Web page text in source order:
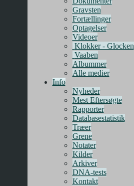
Gravsten
Fortællinger
Optagelser
Videoer
Klokker - Glocken
Vaaben
Albummer
Alle medier
Info
Nyheder
Mest Eftersøgte
Rapporter
Databasestatistik
Træer
Grene
Notater
Kilder
Arkiver
DNA-tests
Kontakt